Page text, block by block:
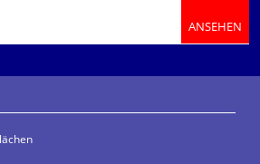
ANSEHEN